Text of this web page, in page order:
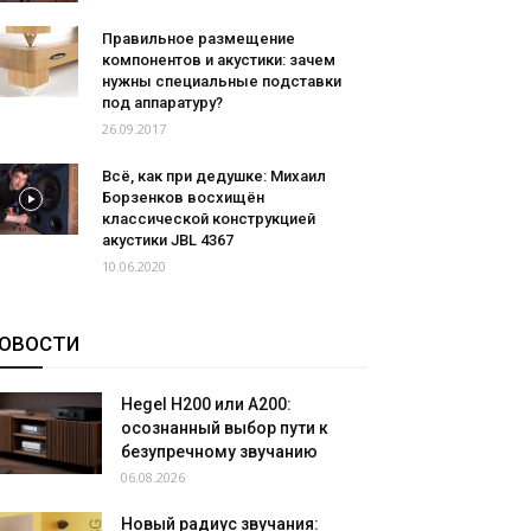
Правильное размещение
компонентов и акустики: зачем
нужны специальные подставки
под аппаратуру?
26.09.2017
Всё, как при дедушке: Михаил
Борзенков восхищён
классической конструкцией
акустики JBL 4367
10.06.2020
Hegel H200 или A200:
осознанный выбор пути к
безупречному звучанию
06.08.2026
Новый радиус звучания: